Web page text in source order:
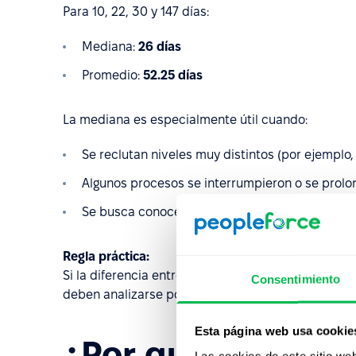
Consentimiento
Esta página web usa
Para 10, 22, 30 y 147 días:
Mediana: 26 días
Promedio: 52.25 días
La mediana es especialmente útil cuando:
Se reclutan niveles muy distintos (por
Algunos procesos se interrumpieron o se
Se busca conocer el tiempo “típico” de
Regla práctica:
Si la diferencia entre promedio y mediana supera
deben analizarse por separado.